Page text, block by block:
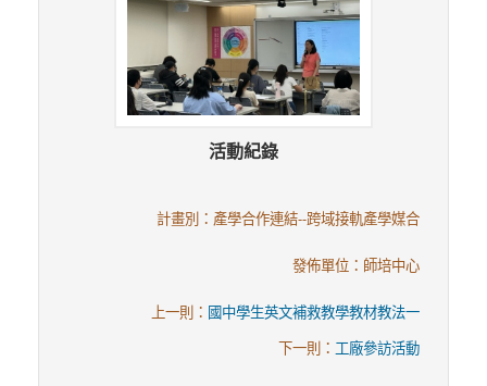
活動紀錄
計畫別：產學合作連結--跨域接軌產學媒合
發佈單位：師培中心
上一則： 國中學生英文補救教學教材教法一
下一則： 工廠參訪活動